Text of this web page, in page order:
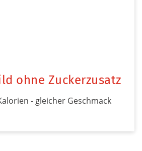
ohne Zuckerzusatz
- gleicher Geschmack